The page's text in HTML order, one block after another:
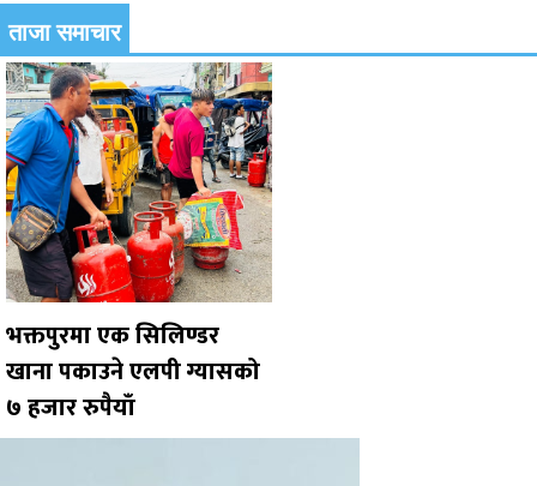
ताजा समाचार
भक्तपुरमा एक सिलिण्डर
खाना पकाउने एलपी ग्यासको
७ हजार रुपैयाँ